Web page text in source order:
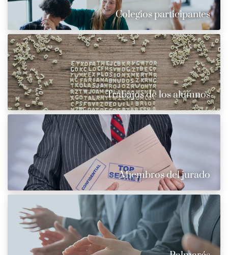
Colegios participantes
Trabajos de los alumnos
Miembros del jurado